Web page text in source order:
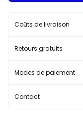
Coûts de livraison
Retours gratuits
Modes de paiement
Contact